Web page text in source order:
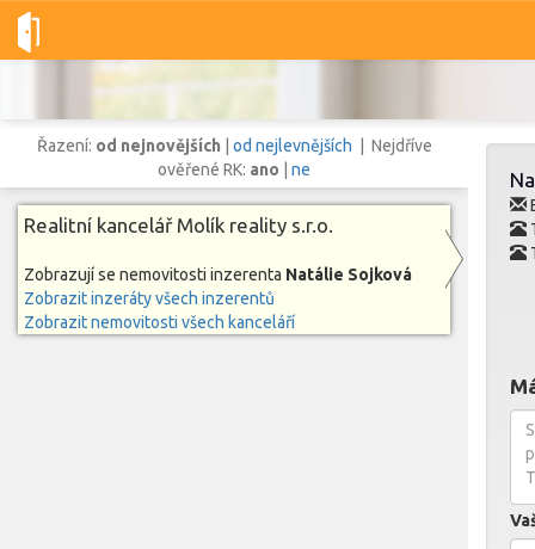
Dobré-nemovitosti.cz Molík reality s.r.o. Natálie Sojková
Pozemky
Lokalita
Řazení: od nejnovějších od nejlevnějších | Nejdříve
ověřené RK: ano ne
Realitní kancelář Molík reality s.r.o.
Zobrazují se nemovitosti inzerenta Natálie Sojková
Zobrazit inzeráty všech inzerentů
Zobrazit nemovitosti všech kanceláří